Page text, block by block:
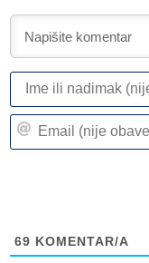
69 KOMENTAR/A